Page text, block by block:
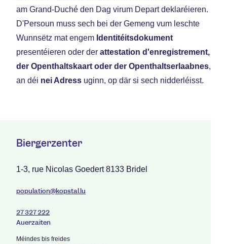
am Grand-Duché den Dag virum Depart deklaréieren.
D'Persoun muss sech bei der Gemeng vum leschte
Wunnsëtz mat engem Identitéitsdokument
presentéieren oder der attestation d'enregistrement,
der Openthaltskaart oder der Openthaltserlaabnes,
an déi nei Adress uginn, op där si sech nidderléisst.
Biergerzenter
1-3, rue Nicolas Goedert 8133 Bridel
population@kopstal.lu
27 327 222
Auerzäiten
Méindes bis freides